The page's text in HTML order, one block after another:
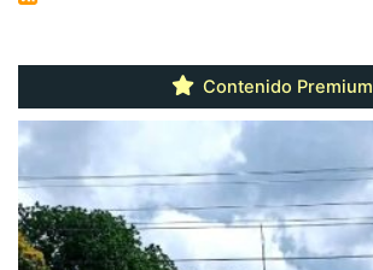
Contenido Premium